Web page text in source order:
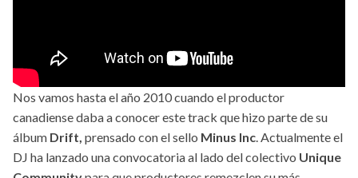
Nos vamos hasta el año 2010 cuando el productor
canadiense daba a conocer este track que hizo parte de su
álbum Drift, prensado con el sello Minus Inc. Actualmente el
DJ ha lanzado una convocatoria al lado del colectivo Unique